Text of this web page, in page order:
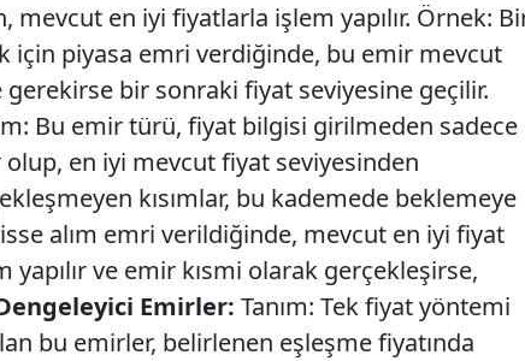
en iyi fiyatlarla işlem yapılır. Örnek:
için piyasa emri verdiğinde, bu emir mevcut
bir sonraki fiyat seviyesine geçilir.
Bu emir türü, fiyat bilgisi girilmeden sadece
en iyi mevcut fiyat seviyesinden
kısımlar, bu kademede beklemeye
alım emri verildiğinde, mevcut en iyi fiyat
ve emir kısmi olarak gerçekleşirse,
Emirler: Tanım: Tek fiyat yöntemi
bu emirler, belirlenen eşleşme fiyatında